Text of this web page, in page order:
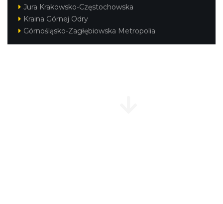
Jura Krakowsko-Częstochowska
Kraina Górnej Odry
Górnośląsko-Zagłębiowska Metropolia